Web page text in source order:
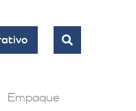
Empaque